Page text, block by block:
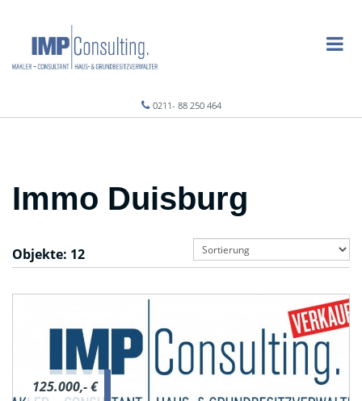
0211- 88 250 464
Immo Duisburg
Objekte: 12
125.000,- €